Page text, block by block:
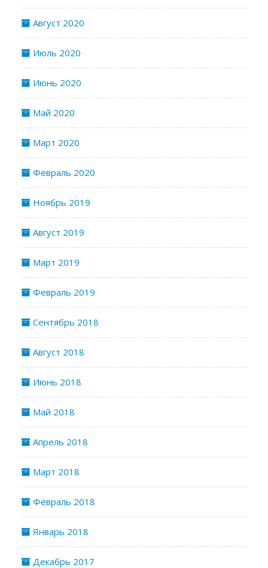
Август 2020
Июль 2020
Июнь 2020
Май 2020
Март 2020
Февраль 2020
Ноябрь 2019
Август 2019
Март 2019
Февраль 2019
Сентябрь 2018
Август 2018
Июнь 2018
Май 2018
Апрель 2018
Март 2018
Февраль 2018
Январь 2018
Декабрь 2017